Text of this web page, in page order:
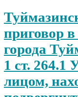
приговор
города
1 ст.
лицом,